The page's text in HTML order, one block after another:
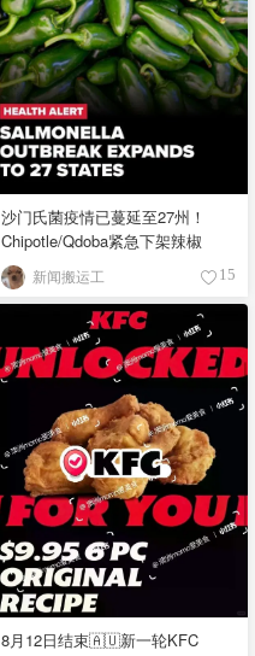
沙门氏菌疫情已蔓延至27州！
Chipotle/Qdoba紧急下架辣椒
新闻搬运工 15
8月12日结束🇦🇺新一轮KFC